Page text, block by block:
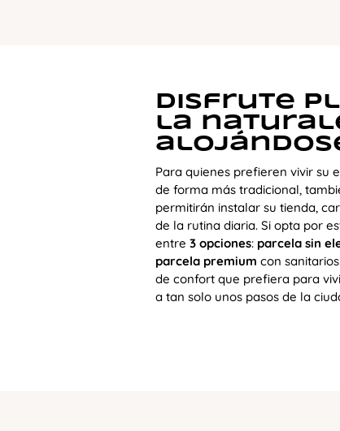
Disfrute
la
Para quienes prefieren vivir su
de forma más tradicional,
permitirán instalar su tienda,
de la rutina diaria. Si opta por
entre 3 opciones: parcela sin
parcela premium con
de confort que prefiera para
a tan solo unos pasos de la